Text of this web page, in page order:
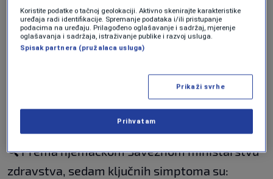
U ranoj fazi, rak štitne žlijezde čestone izaziva
nikakve simptome. Tumori se nerijetko otkriju
palpacije iz drugih razloga. No, kako tumor
raste, mogu se javiti simptomi koji ukazuju na
🔍 Prema njemačkom Saveznom ministarstvu
zdravstva, sedam ključnih simptoma su:
Koristite podatke o tačnoj geolokaciji. Aktivno skenirajte karakteristike
uređaja radi identifikacije. Spremanje podataka i/ili pristupanje
podacima na uređaju. Prilagođeno oglašavanje i sadržaj, mjerenje
oglašavanja i sadržaja, istraživanje publike i razvoj usluga.
Spisak partnera (pružalaca usluga)
Prikaži svrhe
Prihvatam